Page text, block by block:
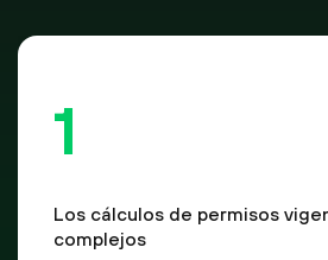
Los cálculos de permisos
complejos